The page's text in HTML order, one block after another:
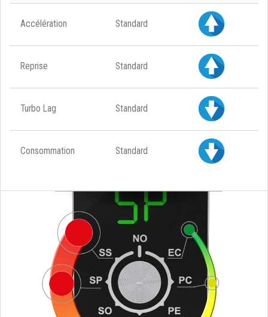
Accélération Standard
Reprise Standard
Turbo Lag Standard
Consommation Standard